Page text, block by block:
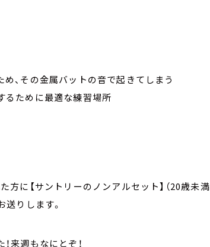
、その金属バットの音で起きてしまう
ために最適な練習場所
に【サントリーのノンアルセット】（20歳未満
送りします。
来週もなにとぞ！